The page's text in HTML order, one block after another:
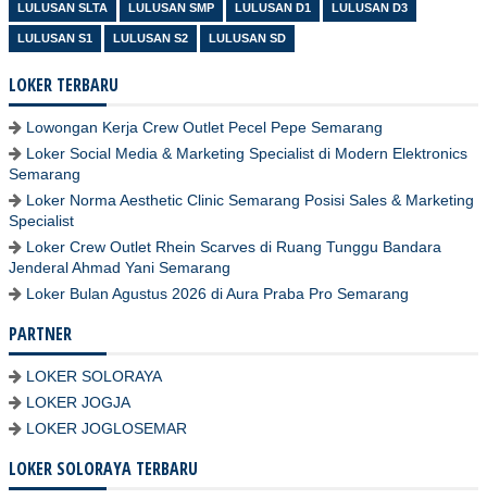
LULUSAN SLTA LULUSAN SMP LULUSAN D1 LULUSAN D3
LULUSAN S1 LULUSAN S2 LULUSAN SD
LOKER TERBARU
Lowongan Kerja Crew Outlet Pecel Pepe Semarang
Loker Social Media & Marketing Specialist di Modern Elektronics
Semarang
Loker Norma Aesthetic Clinic Semarang Posisi Sales & Marketing
Specialist
Loker Crew Outlet Rhein Scarves di Ruang Tunggu Bandara
Jenderal Ahmad Yani Semarang
Loker Bulan Agustus 2026 di Aura Praba Pro Semarang
PARTNER
LOKER SOLORAYA
LOKER JOGJA
LOKER JOGLOSEMAR
LOKER SOLORAYA TERBARU